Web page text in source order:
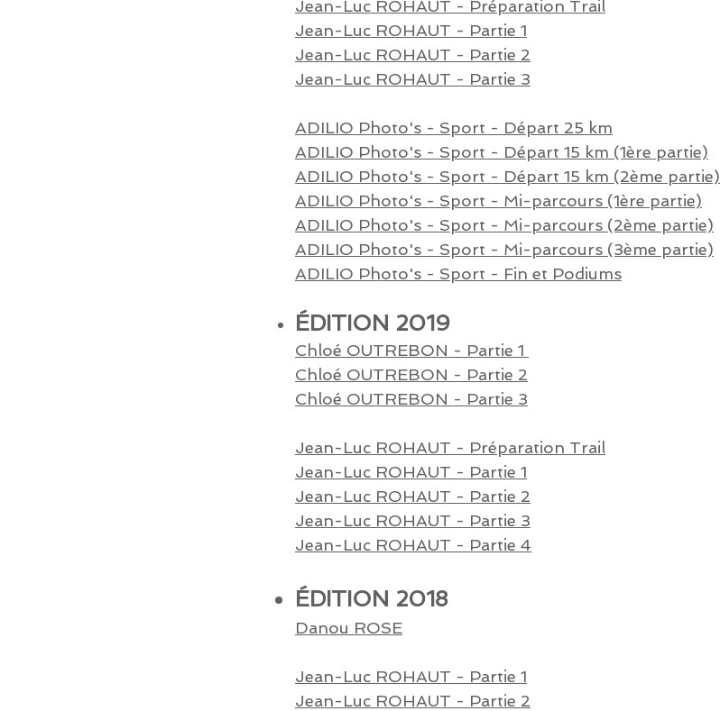
Jean-Luc ROHAUT - Préparation Trail
Jean-Luc ROHAUT - Partie 1
Jean-Luc ROHAUT - Partie 2
Jean-Luc ROHAUT - Partie 3
ADILIO Photo's - Sport - Départ 25 km
ADILIO Photo's - Sport - Départ 15 km (1ère partie)
ADILIO Photo's - Sport - Départ 15 km (2ème partie)
ADILIO Photo's - Sport - Mi-parcours (1ère partie)
ADILIO Photo's - Sport - Mi-parcours (2ème partie)
ADILIO Photo's - Sport - Mi-parcours (3ème partie)
ADILIO Photo's - Sport - Fin et Podiums
ÉDITION 2019
Chloé OUTREBON - Partie 1
Chloé OUTREBON - Partie 2
Chloé OUTREBON - Partie 3
Jean-Luc ROHAUT - Préparation Trail
Jean-Luc ROHAUT - Partie 1
Jean-Luc ROHAUT - Partie 2
Jean-Luc ROHAUT - Partie 3
Jean-Luc ROHAUT - Partie 4
ÉDITION 2018
Danou ROSE
Jean-Luc ROHAUT - Partie 1
Jean-Luc ROHAUT - Partie 2